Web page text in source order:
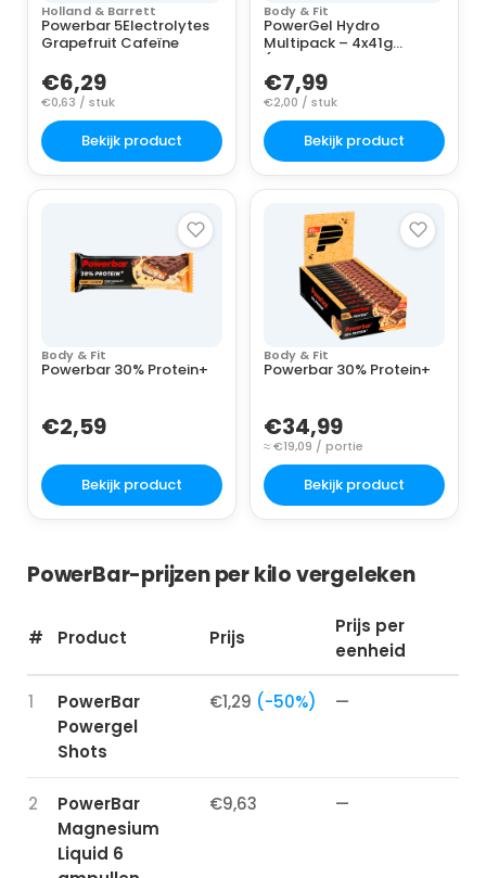
Holland & Barrett
Powerbar 5Electrolytes
Grapefruit Cafeïne
€6,29
€0,63 / stuk
Bekijk product
Body & Fit
PowerGel Hydro
Multipack – 4x41g
(Orange, Mojito
€7,99
€2,00 / stuk
Bekijk product
Body & Fit
Powerbar 30% Protein+
€2,59
Bekijk product
Body & Fit
Powerbar 30% Protein+
€34,99
≈ €19,09 / portie
Bekijk product
PowerBar-prijzen per kilo vergeleken
# Product Prijs
Prijs per
eenheid
1
PowerBar
Powergel
Shots
€1,29 (-50%) —
2
PowerBar
Magnesium
Liquid 6
€9,63 —